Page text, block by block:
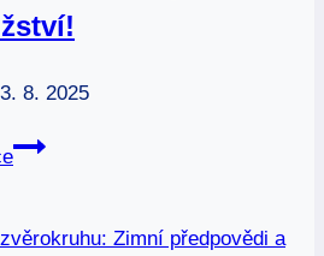
3. 8. 2025
Červen
zvěrokruhu: